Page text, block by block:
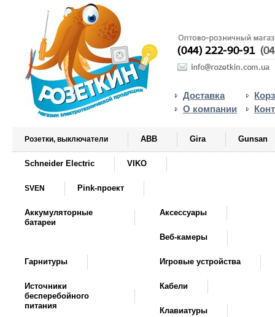
Доставка
О компании
Розетки, выключатели ABB Gira Gunsan
Schneider Electric VIKO
SVEN Pink-проект
Аккумуляторные
батареи
Аксессуары
Веб-камеры
Гарнитуры Игровые устройства
Источники
бесперебойного
питания
Кабели
Клавиатуры